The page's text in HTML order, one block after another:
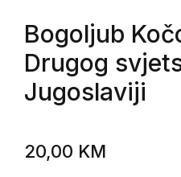
Bogoljub
Drugog
Jugoslaviji
20,00 KM